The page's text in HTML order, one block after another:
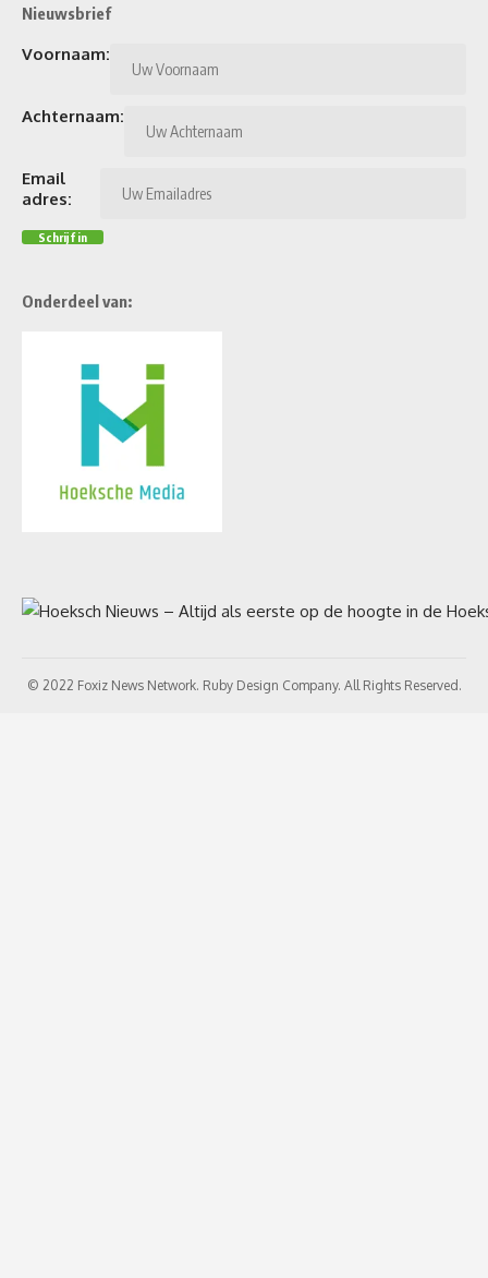
Nieuwsbrief
Voornaam:
Achternaam:
Email
adres:
Onderdeel van:
© 2022 Foxiz News Network. Ruby Design Company. All Rights Reserved.